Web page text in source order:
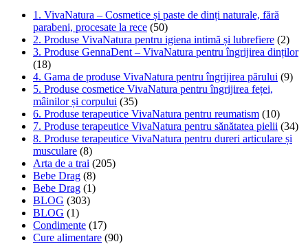
1. VivaNatura – Cosmetice și paste de dinți naturale, fără
parabeni, procesate la rece (50)
2. Produse VivaNatura pentru igiena intimă și lubrefiere (2)
3. Produse GennaDent – VivaNatura pentru îngrijirea dinților
(18)
4. Gama de produse VivaNatura pentru îngrijirea părului (9)
5. Produse cosmetice VivaNatura pentru îngrijirea feței,
mâinilor și corpului (35)
6. Produse terapeutice VivaNatura pentru reumatism (10)
7. Produse terapeutice VivaNatura pentru sănătatea pielii (34)
8. Produse terapeutice VivaNatura pentru dureri articulare și
musculare (8)
Arta de a trai (205)
Bebe Drag (8)
Bebe Drag (1)
BLOG (303)
BLOG (1)
Condimente (17)
Cure alimentare (90)